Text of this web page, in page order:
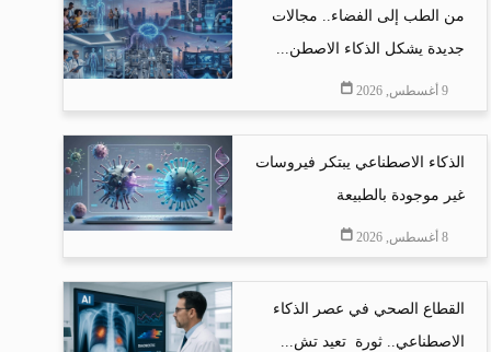
من الطب إلى الفضاء.. مجالات
جديدة يشكل الذكاء الاصطن...
9 أغسطس, 2026
الذكاء الاصطناعي يبتكر فيروسات
غير موجودة بالطبيعة
8 أغسطس, 2026
القطاع الصحي في عصر الذكاء
الاصطناعي.. ثورة تعيد تش...